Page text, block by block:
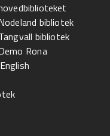
bibliotek
bibliotek
Rona